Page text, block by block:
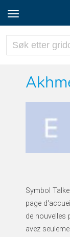
Symbol
page
de nouvelles
avez